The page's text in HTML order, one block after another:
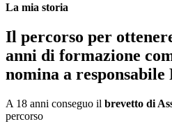
La mia storia
Il percorso per
anni di formazione
nomina a responsabile
A 18 anni conseguo il brevetto di
percorso